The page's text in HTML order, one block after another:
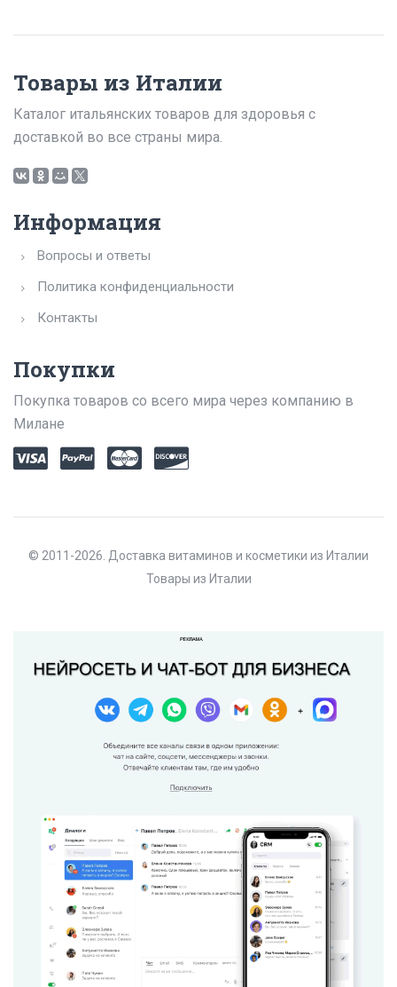
Товары из Италии
Каталог итальянских товаров для здоровья с
доставкой во все страны мира.
Информация
Вопросы и ответы
Политика конфиденциальности
Контакты
Покупки
Покупка товаров со всего мира через компанию в
Милане
© 2011-2026. Доставка витаминов и косметики из Италии
Товары из Италии